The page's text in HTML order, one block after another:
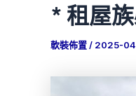
* 租屋
軟裝佈置/ 2025-